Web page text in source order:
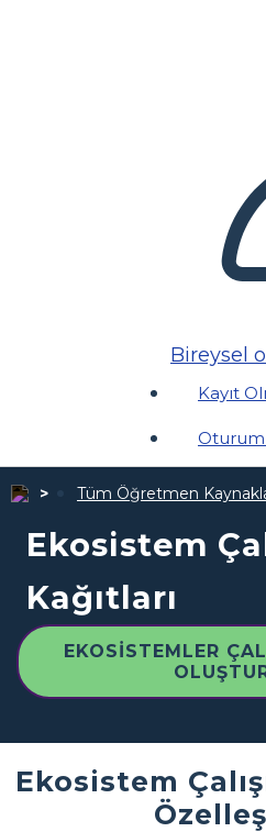
Bireysel
Kayıt
Tüm Öğretmen
Ekosistem
Kağıtları
EKOSISTEMLER
Ekosistem